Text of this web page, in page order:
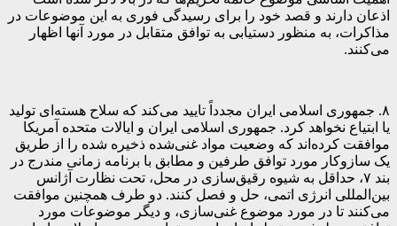
اذعان دارند و قصد خود را برای رسیدگی فوری به این موضوعات در
مذاکرات، به منظور دستیابی به توافق متقابل در مورد آنها اظهار
می‌کنند.
۸. جمهوری اسلامی ایران مجدداً تایید می‌کند که سلاح هسته‌ای تولید
یا ابتیاع نخواهد کرد. جمهوری اسلامی ایران و ایالات متحده آمریکا
موافقت کرده‌اند که وضعیت مواد غنی‌شده ذخیره شده را از طریق
یک سازوکار مورد توافق طرفین و مطابق با برنامه زمانی مندرج در
بند ۷، حداقل به شیوه رقیق‌سازی در محل، تحت نظارت آژانس
بین‌المللی انرژی اتمی، حل و فصل کنند. دو طرف همچنین موافقت
می‌کنند تا در مورد موضوع غنی‌سازی، و دیگر موضوعات مورد